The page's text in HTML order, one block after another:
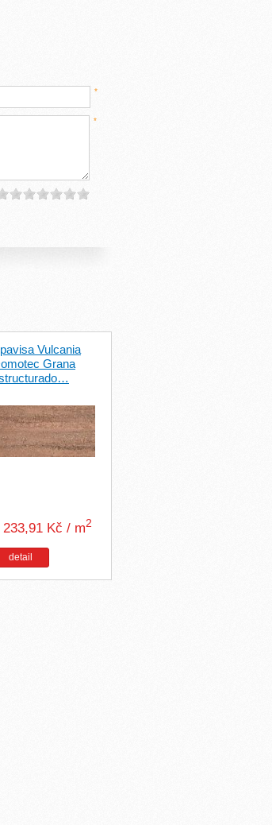
*
*
Vulcania
Grana
2 233,91 Kč / m2
detail